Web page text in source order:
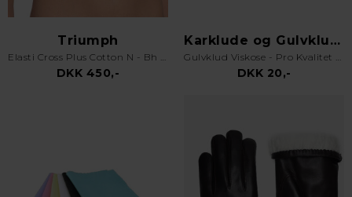
Triumph
Elasti Cross Plus Cotton N - Bh uden bøjle - Hvid
DKK 450,-
Karklude og Gulvklude
Gulvklud Viskose - Pro Kvalitet - Orange
DKK 20,-